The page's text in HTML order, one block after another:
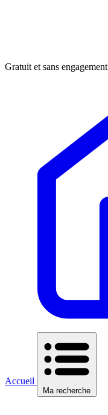
Gratuit et sans engagement
Accueil
Ma recherche